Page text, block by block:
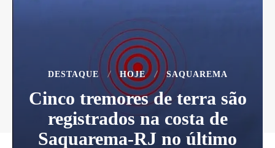
DESTAQUE HOJE SAQUAREMA
Cinco tremores de terra são
registrados na costa de
Saquarema-RJ no último